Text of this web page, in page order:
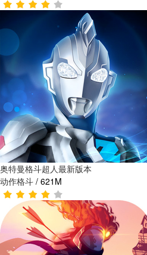
奥特曼格斗超人最新版本
动作格斗 / 621M